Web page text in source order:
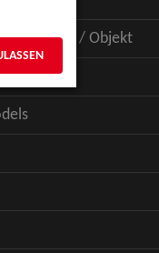
/ Puppe / Objekt